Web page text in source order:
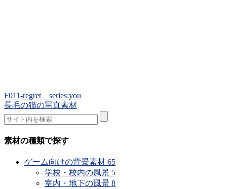
F011-regret series:you
長毛の猫の写真素材
素材の種類で探す
ゲーム向けの背景素材 65
学校・校内の風景 5
室内・地下の風景 8